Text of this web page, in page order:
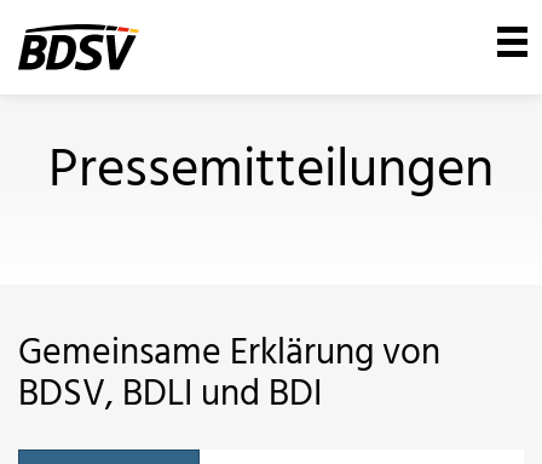
Pressemitteilungen
Gemeinsame Erklärung von
BDSV, BDLI und BDI